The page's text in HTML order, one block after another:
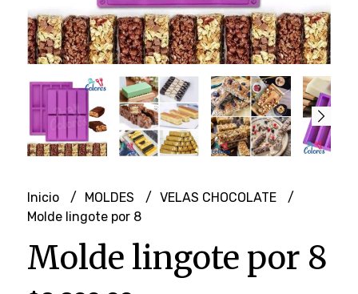
Inicio MOLDES
VELAS CHOCOLATE
Molde lingote por 8
Molde lingote por 8